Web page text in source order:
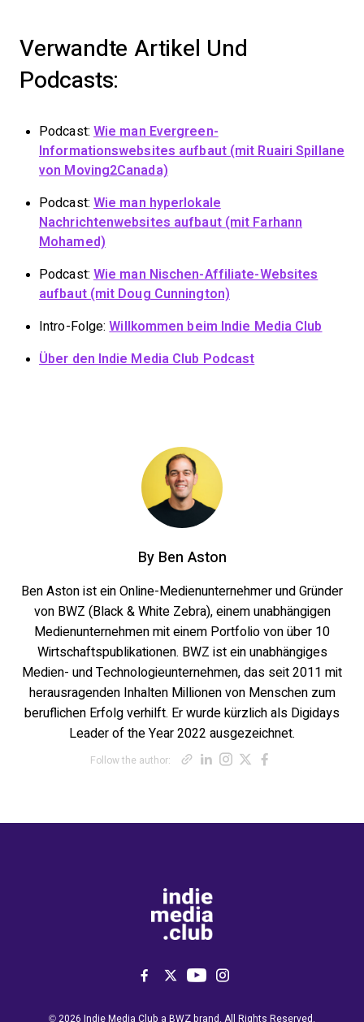
Verwandte Artikel Und
Podcasts:
Podcast: Wie man Evergreen-
Informationswebsites aufbaut (mit Ruairi Spillane
von Moving2Canada)
Podcast: Wie man hyperlokale
Nachrichtenwebsites aufbaut (mit Farhann
Mohamed)
Podcast: Wie man Nischen-Affiliate-Websites
aufbaut (mit Doug Cunnington)
Intro-Folge:Willkommen beim Indie Media Club
Über den Indie Media Club Podcast
ByBen Aston
Ben Aston ist ein Online-Medienunternehmer und Gründer
von BWZ (Black & White Zebra), einem unabhängigen
Medienunternehmen mit einem Portfolio von über 10
Wirtschaftspublikationen. BWZ ist ein unabhängiges
Medien- und Technologieunternehmen, das seit 2011 mit
herausragenden Inhalten Millionen von Menschen zum
beruflichen Erfolg verhilft. Er wurde kürzlich als Digidays
Leader of the Year 2022 ausgezeichnet.
Follow the author: Opens new
Opens new
Opens new
Opens new
Like us on Facebook
Follow us on Twitter
Follow us on
Follow us on
© 2026 Indie Media Club a BWZOpens new window
brand. All Rights Reserved.